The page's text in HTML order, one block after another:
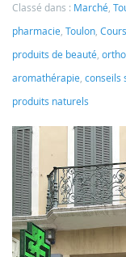
Classé dans : Marché,
pharmacie, Toulon,
produits de beauté,
aromathérapie, conseils
produits naturels